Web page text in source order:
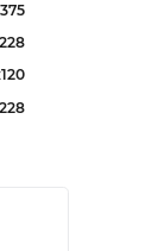
375
228